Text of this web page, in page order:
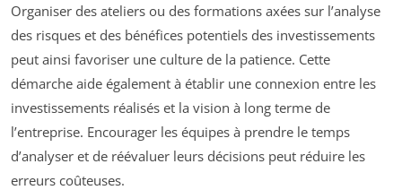
Organiser des ateliers ou des formations axées sur l’analyse
des risques et des bénéfices potentiels des investissements
peut ainsi favoriser une culture de la patience. Cette
démarche aide également à établir une connexion entre les
investissements réalisés et la vision à long terme de
l’entreprise. Encourager les équipes à prendre le temps
d’analyser et de réévaluer leurs décisions peut réduire les
erreurs coûteuses.